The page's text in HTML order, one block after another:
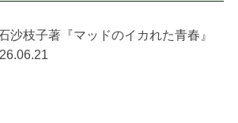
沙枝子著『マッドのイカれた青春』